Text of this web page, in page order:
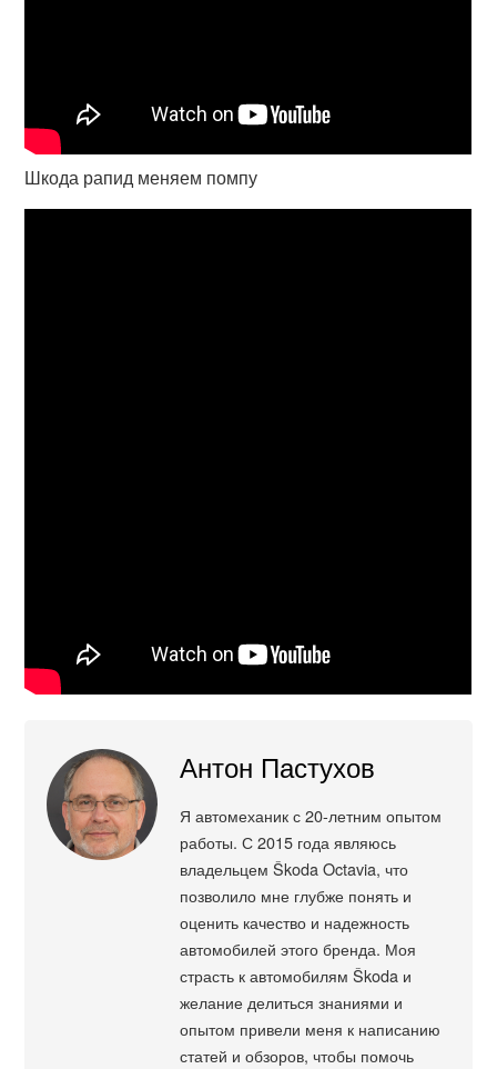
Шкода рапид меняем помпу
Антон Пастухов
Я автомеханик с 20-летним опытом
работы. С 2015 года являюсь
владельцем Škoda Octavia, что
позволило мне глубже понять и
оценить качество и надежность
автомобилей этого бренда. Моя
страсть к автомобилям Škoda и
желание делиться знаниями и
опытом привели меня к написанию
статей и обзоров, чтобы помочь